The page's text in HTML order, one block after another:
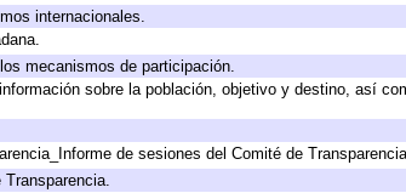
internacionales.
mecanismos de participación.
sobre la población, objetivo y destino, así
de sesiones del Comité de